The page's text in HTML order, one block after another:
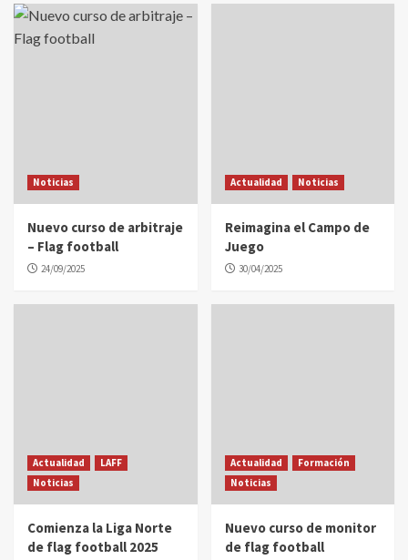
Noticias
Nuevo curso de arbitraje
– Flag football
24/09/2025
Actualidad Noticias
Reimagina el Campo de
Juego
30/04/2025
Actualidad
LAFF
Noticias
Comienza la Liga Norte
de flag football 2025
Actualidad
Formación
Noticias
Nuevo curso de monitor
de flag football